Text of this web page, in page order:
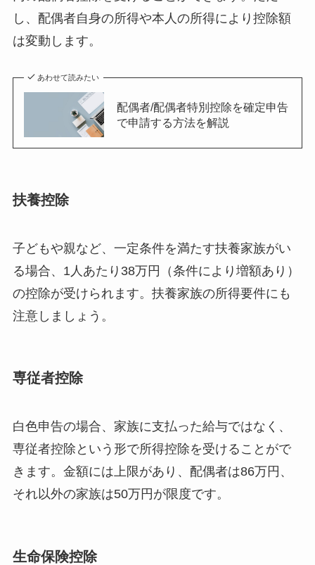
し、配偶者自身の所得や本人の所得により控除額
は変動します。
あわせて読みたい
配偶者/配偶者特別控除を確定申告
で申請する方法を解説
扶養控除
子どもや親など、一定条件を満たす扶養家族がい
る場合、1人あたり38万円（条件により増額あり）
の控除が受けられます。扶養家族の所得要件にも
注意しましょう。
専従者控除
白色申告の場合、家族に支払った給与ではなく、
専従者控除という形で所得控除を受けることがで
きます。金額には上限があり、配偶者は86万円、
それ以外の家族は50万円が限度です。
生命保険控除